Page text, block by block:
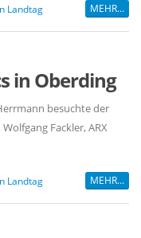
Landtag MEHR...
in Oberding
besuchte der
Fackler, ARX
Landtag MEHR...